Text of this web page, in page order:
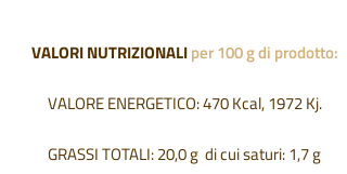
VALORI NUTRIZIONALIper 100 g di prodotto:
VALORE ENERGETICO: 470 Kcal, 1972 Kj.
GRASSI TOTALI: 20,0 g di cui saturi: 1,7 g